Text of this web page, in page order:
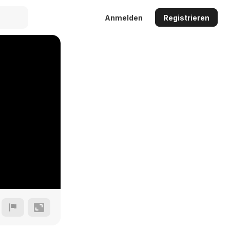
Anmelden Registrieren